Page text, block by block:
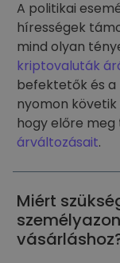
A politikai
hírességek
mind olyan
kriptovaluták
befektetők és a
nyomon
hogy előre meg
árváltozásait.
Miért